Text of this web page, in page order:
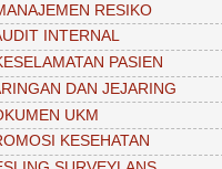
RESIKO
INTERNAL
PASIEN
DAN JEJARING
UKM
KESEHATAN